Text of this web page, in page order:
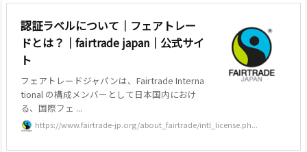
認証ラベルについて｜フェアトレー
ドとは？｜fairtrade japan｜公式サイ
ト
フェアトレードジャパンは、Fairtrade Interna
tional の構成メンバーとして日本国内におけ
る、国際フェ ...
https://www.fairtrade-jp.org/about_fairtrade/intl_license.ph...